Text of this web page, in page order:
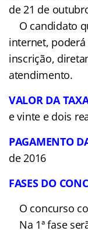
R$ 3.278,74,
assistência
odontológica
horas semanais.
INSCRIÇÕES
via internet,
dificuldade de
comparecer,